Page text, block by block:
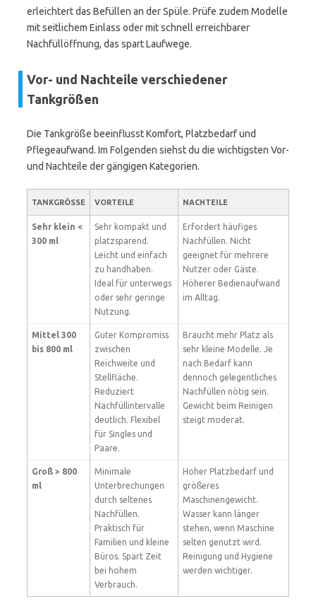
erleichtert das Befüllen an der Spüle. Prüfe zudem Modelle
mit seitlichem Einlass oder mit schnell erreichbarer
Nachfüllöffnung, das spart Laufwege.
Vor- und Nachteile verschiedener
Tankgrößen
Die Tankgröße beeinflusst Komfort, Platzbedarf und
Pflegeaufwand. Im Folgenden siehst du die wichtigsten Vor-
und Nachteile der gängigen Kategorien.
TANKGRÖSSE VORTEILE NACHTEILE
Sehr klein <
300 ml
Sehr kompakt und
platzsparend.
Leicht und einfach
zu handhaben.
Ideal für unterwegs
oder sehr geringe
Nutzung.
Erfordert häufiges
Nachfüllen. Nicht
geeignet für mehrere
Nutzer oder Gäste.
Höherer Bedienaufwand
im Alltag.
Mittel 300
bis 800 ml
Guter Kompromiss
zwischen
Reichweite und
Stellfläche.
Reduziert
Nachfüllintervalle
deutlich. Flexibel
für Singles und
Paare.
Braucht mehr Platz als
sehr kleine Modelle. Je
nach Bedarf kann
dennoch gelegentliches
Nachfüllen nötig sein.
Gewicht beim Reinigen
steigt moderat.
Groß > 800
ml
Minimale
Unterbrechungen
durch seltenes
Nachfüllen.
Praktisch für
Familien und kleine
Büros. Spart Zeit
bei hohem
Verbrauch.
Hoher Platzbedarf und
größeres
Maschinengewicht.
Wasser kann länger
stehen, wenn Maschine
selten genutzt wird.
Reinigung und Hygiene
werden wichtiger.